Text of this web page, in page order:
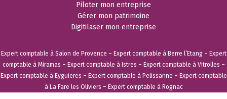
Piloter mon entreprise
Gérer mon patrimoine
Digitilaser mon entreprise
Expert comptable à Salon de Provence – Expert comptable à Berre l’Etang– Expert
comptable à Miramas – Expert comptable à Istres – Expert comptable à Vitrolles –
Expert comptable à Eyguieres – Expert comptable à Pelissanne – Expert comptable
à La Fare les Oliviers – Expert comptable à Rognac